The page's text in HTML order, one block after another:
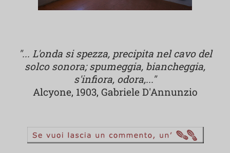
"... L'onda si spezza, precipita nel cavo del
solco sonora; spumeggia, biancheggia,
s'infiora, odora,..."
Alcyone, 1903, Gabriele D'Annunzio